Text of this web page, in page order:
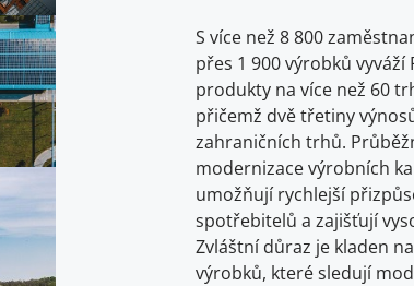
S více než 8 800
přes 1 900 výrobků vyváží
produkty na více než 60
přičemž dvě třetiny
zahraničních trhů.
modernizace výrobních
umožňují rychlejší
spotřebitelů a zajišťují
Zvláštní důraz je kladen
výrobků, které sledují